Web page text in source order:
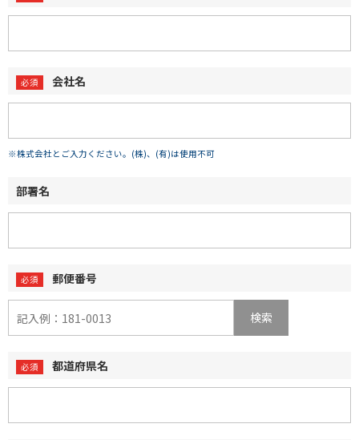
会社名
※株式会社とご入力ください。(株)、(有)は使用不可
部署名
郵便番号
検索
都道府県名